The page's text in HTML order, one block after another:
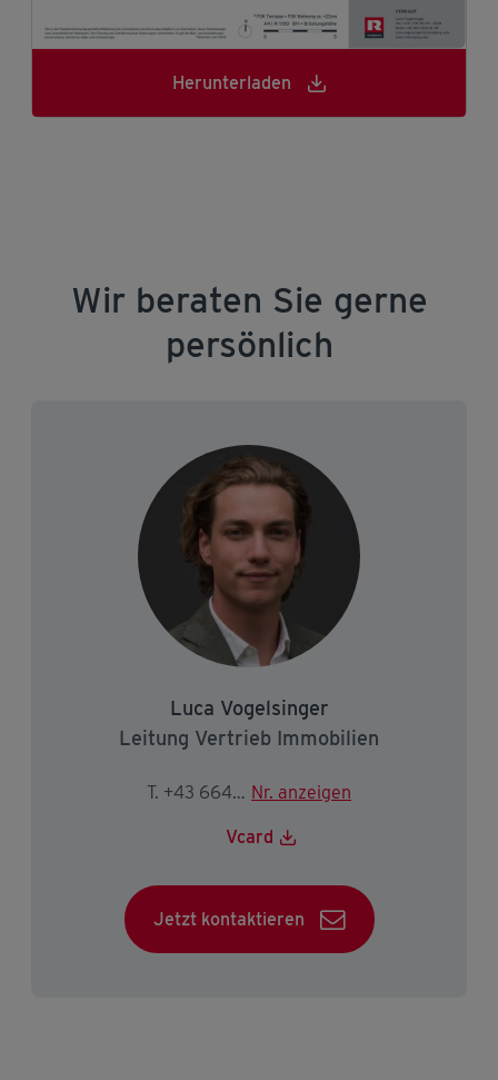
Herunterladen
Wir beraten Sie gerne
persönlich
Luca Vogelsinger
Leitung Vertrieb Immobilien
T. +43 664 834 81 38 Nr. anzeigen
Vcard
Jetzt kontaktieren